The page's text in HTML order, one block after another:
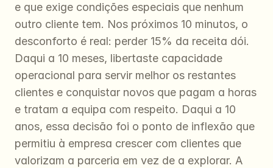
e que exige condições especiais que nenhum
outro cliente tem. Nos próximos 10 minutos, o
desconforto é real: perder 15% da receita dói.
Daqui a 10 meses, libertaste capacidade
operacional para servir melhor os restantes
clientes e conquistar novos que pagam a horas
e tratam a equipa com respeito. Daqui a 10
anos, essa decisão foi o ponto de inflexão que
permitiu à empresa crescer com clientes que
valorizam a parceria em vez de a explorar. A